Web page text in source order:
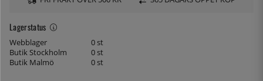
Lagerstatus
Webblager
0 st
Butik Stockholm
0 st
Butik Malmö
0 st